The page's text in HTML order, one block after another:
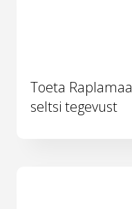
Toeta Raplamaa
seltsi tegevust